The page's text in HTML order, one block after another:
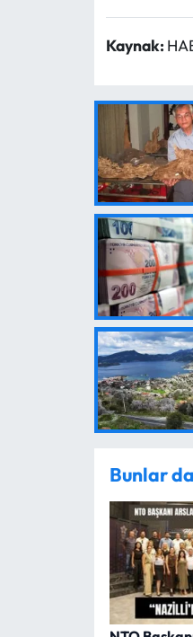
Kaynak:
Bunlar